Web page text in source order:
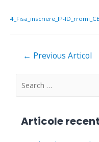
4_Fisa_inscriere_IP-
Navigare
← Previous Articol
S
Articole